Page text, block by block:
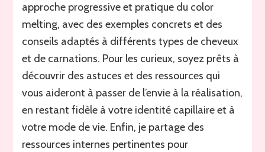
approche progressive et pratique du color
melting, avec des exemples concrets et des
conseils adaptés à différents types de cheveux
et de carnations. Pour les curieux, soyez prêts à
découvrir des astuces et des ressources qui
vous aideront à passer de l’envie à la réalisation,
en restant fidèle à votre identité capillaire et à
votre mode de vie. Enfin, je partage des
ressources internes pertinentes pour